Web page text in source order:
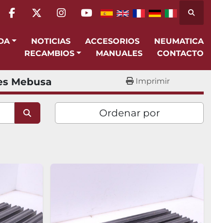
facebook
twitterinstagram
youtube
NOTICIAS ACCESORIOS
NEUMATICA
RECAMBIOS
MANUALES CONTACTO
Mebusa Imprimir
Ordenar por